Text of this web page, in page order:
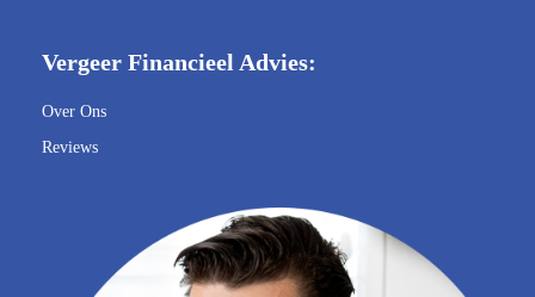
Vergeer Financieel Advies:
Over Ons
Reviews